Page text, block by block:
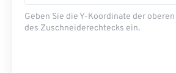
Geben Sie die Y-Koordinate der
des Zuschneiderechtecks ​​ein.